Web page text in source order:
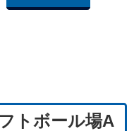
トボール場A